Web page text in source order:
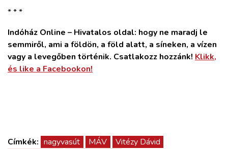
* * *
Indóház Online – Hivatalos oldal: hogy ne maradj le
semmiről, ami a földön, a föld alatt, a síneken, a vízen
vagy a levegőben történik. Csatlakozz hozzánk! Klikk,
és like a Facebookon!
Címkék: nagyvasút MÁV
Vitézy Dávid